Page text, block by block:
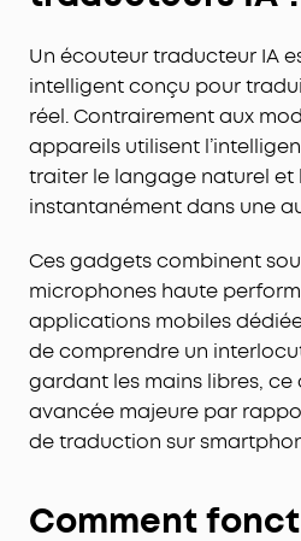
Un écouteur traducteur IA
intelligent conçu pour
réel. Contrairement aux
appareils utilisent
traiter le langage naturel et
instantanément dans une
Ces gadgets combinent
microphones haute
applications mobiles
de comprendre un
gardant les mains libres, ce
avancée majeure par
de traduction sur
Comment